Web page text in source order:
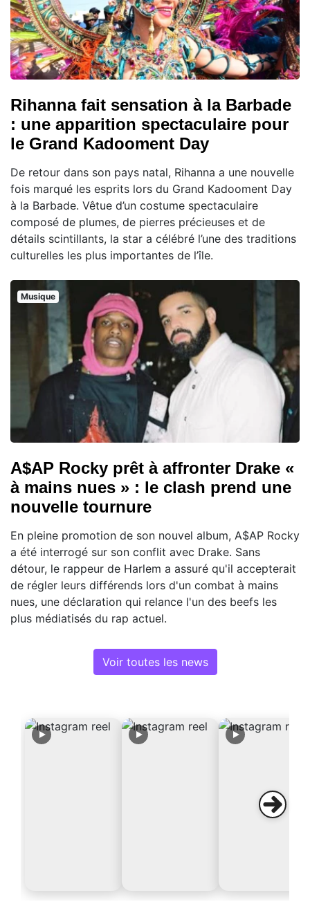
Rihanna fait sensation à la Barbade
: une apparition spectaculaire pour
le Grand Kadooment Day
De retour dans son pays natal, Rihanna a une nouvelle
fois marqué les esprits lors du Grand Kadooment Day
à la Barbade. Vêtue d’un costume spectaculaire
composé de plumes, de pierres précieuses et de
détails scintillants, la star a célébré l’une des traditions
culturelles les plus importantes de l’île.
Musique
A$AP Rocky prêt à affronter Drake «
à mains nues » : le clash prend une
nouvelle tournure
En pleine promotion de son nouvel album, A$AP Rocky
a été interrogé sur son conflit avec Drake. Sans
détour, le rappeur de Harlem a assuré qu'il accepterait
de régler leurs différends lors d'un combat à mains
nues, une déclaration qui relance l'un des beefs les
plus médiatisés du rap actuel.
Voir toutes les news